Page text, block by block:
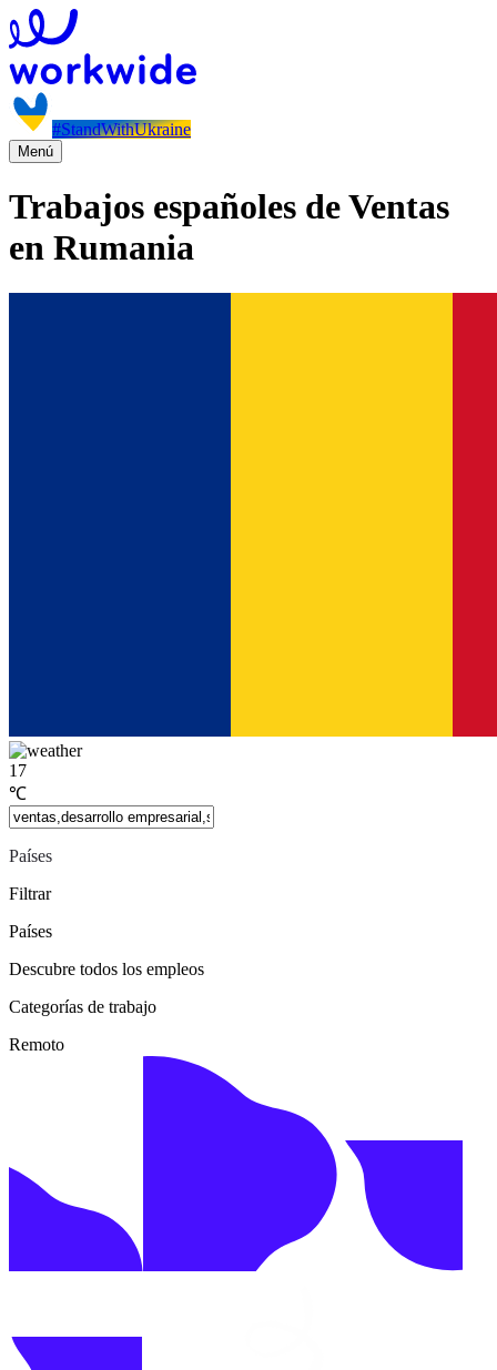
#StandWithUkraine
Menú
Trabajos españoles de Ventas
en Rumania
17
℃
Países
Filtrar
Países
Descubre todos los empleos
Categorías de trabajo
Remoto